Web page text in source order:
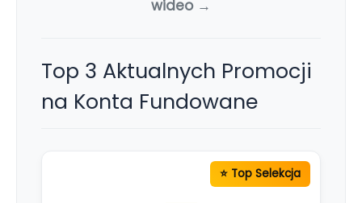
wideo →
Top 3 Aktualnych Promocji
na Konta Fundowane